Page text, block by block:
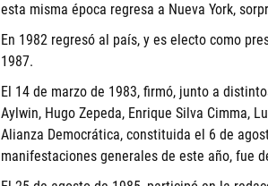
esta misma época regresa a Nueva York,
En 1982 regresó al país, y es electo como
1987.
El 14 de marzo de 1983, firmó, junto a
Aylwin, Hugo Zepeda, Enrique Silva Cimma,
Alianza Democrática, constituida el 6 de
manifestaciones generales de este año, fue